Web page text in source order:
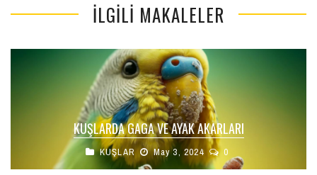
İLGILI MAKALELER
KUŞLARDA GAGA VE AYAK AKARLARI
KUŞLAR May 3, 2024 0